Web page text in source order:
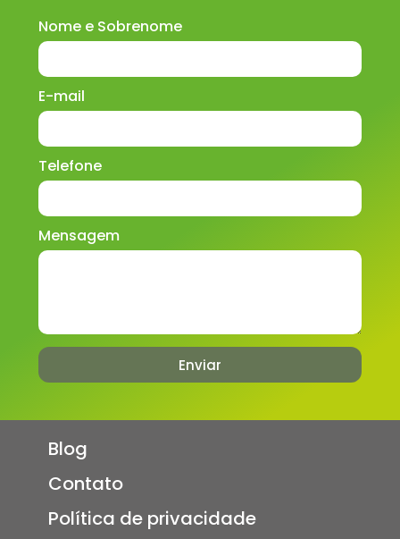
Nome e Sobrenome
E-mail
Telefone
Mensagem
Enviar
Blog
Contato
Política de privacidade